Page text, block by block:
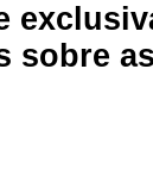
sobre